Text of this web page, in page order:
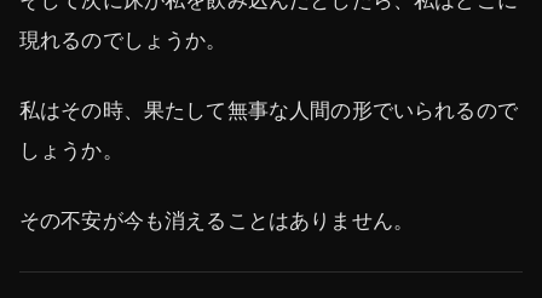
現れるのでしょうか。
私はその時、果たして無事な人間の形でいられるので
しょうか。
その不安が今も消えることはありません。